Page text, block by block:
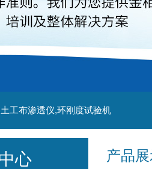
工布渗透仪,环刚度试验机
产品
心